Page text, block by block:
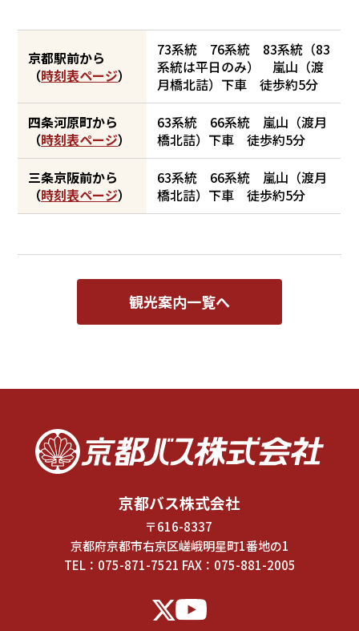
京都駅前から
（時刻表ページ）
73系統 76系統 83系統（83
系統は平日のみ） 嵐山（渡
月橋北詰）下車 徒歩約5分
四条河原町から
（時刻表ページ）
63系統 66系統 嵐山（渡月
橋北詰）下車 徒歩約5分
三条京阪前から
（時刻表ページ）
63系統 66系統 嵐山（渡月
橋北詰）下車 徒歩約5分
観光案内一覧へ
京都バス株式会社
〒616-8337
京都府京都市右京区嵯峨明星町1番地の1
TEL： 075-871-7521 FAX：075-881-2005